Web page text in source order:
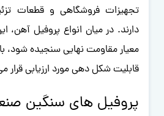
تجهیزات فروشگاهی و قطعات
دارند. در میان انواع پروفیل آهن،
معیار مقاومت نهایی سنجیده شود،
قابلیت شکل دهی مورد ارزیابی قرار
پروفیل های سنگین